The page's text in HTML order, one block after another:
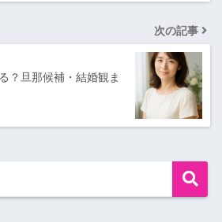
次の記事
？旦那候補・結婚観ま